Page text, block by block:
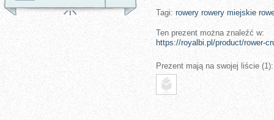
Tagi: rowery rowery miejskie
Ten prezent można znaleźć w:
https://royalbi.pl/product/rower-
Prezent mają na swojej liście (1):